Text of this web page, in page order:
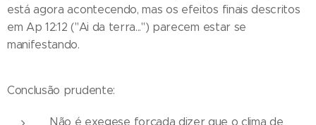
está agora acontecendo, mas os efeitos finais descritos
em Ap 12:12 ("Ai da terra...") parecem estar se
manifestando.
Conclusão prudente:
Não é exegese forçada dizer que o clima de